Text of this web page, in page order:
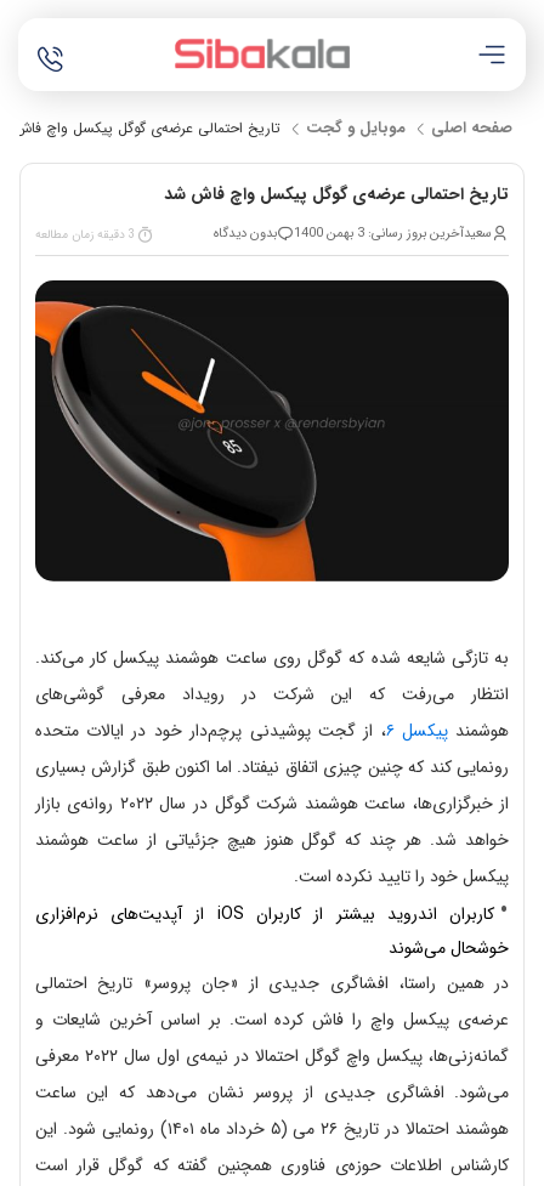
صفحه اصلی موبایل و گجت تاریخ احتمالی عرضه‌ی گوگل پیکسل واچ فاش
تاریخ احتمالی عرضه‌ی گوگل پیکسل واچ فاش شد
سعیدآخرین بروز رسانی: 3 بهمن 1400 بدون دیدگاه 3 دقیقه زمان مطالعه
به تازگی شایعه شده که گوگل روی ساعت هوشمند پیکسل کار می‌کند.
انتظار می‌رفت که این شرکت در رویداد معرفی گوشی‌های
هوشمندپیکسل ۶ ، از گجت پوشیدنی پرچم‌دار خود در ایالات متحده
رونمایی کند که چنین چیزی اتفاق نیفتاد. اما اکنون طبق گزارش بسیاری
از خبرگزاری‌ها، ساعت هوشمند شرکت گوگل در سال ۲۰۲۲ روانه‌ی بازار
خواهد شد. هر چند که گوگل هنوز هیچ جزئیاتی از ساعت هوشمند
پیکسل خود را تایید نکرده است.
کاربران اندروید بیشتر از کاربران iOS از آپدیت‌های نرم‌افزاری
خوشحال می‌شوند
در همین راستا، افشاگری جدیدی از «جان پروسر» تاریخ احتمالی
عرضه‌ی پیکسل واچ را فاش کرده است. بر اساس آخرین شایعات و
گمانه‌زنی‌ها، پیکسل واچ گوگل احتمالا در نیمه‌ی اول سال ۲۰۲۲ معرفی
‌‌می‌شود. افشاگری جدیدی از پروسر نشان می‌دهد که این ساعت
هوشمند احتمالا در تاریخ ۲۶ می (۵ خرداد ماه ۱۴۰۱) رونمایی شود. این
کارشناس اطلاعات حوزه‌ی فناوری همچنین گفته که گوگل قرار است